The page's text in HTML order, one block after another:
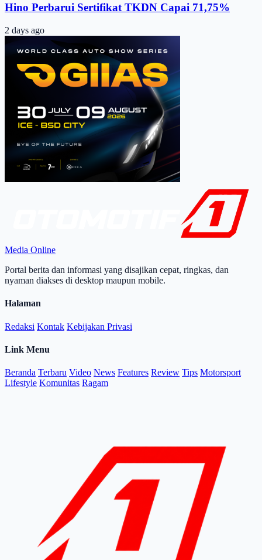
Hino Perbarui Sertifikat TKDN Capai 71,75%
2 days ago
Media Online
Portal berita dan informasi yang disajikan cepat, ringkas, dan
nyaman diakses di desktop maupun mobile.
Halaman
Redaksi Kontak Kebijakan Privasi
Link Menu
Beranda Terbaru Video News Features Review Tips Motorsport
Lifestyle Komunitas Ragam